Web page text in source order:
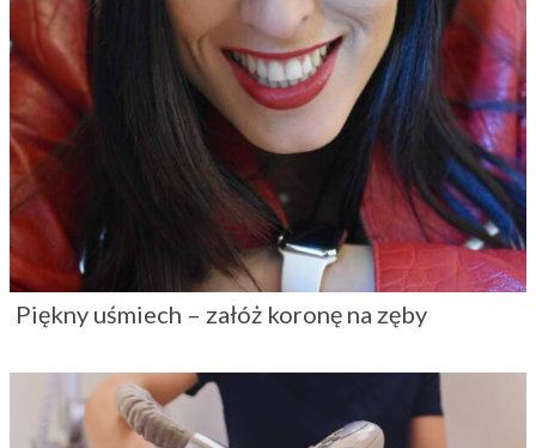
Piękny uśmiech – załóż koronę na zęby